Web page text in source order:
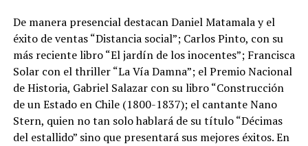
De manera presencial destacan Daniel Matamala y el
éxito de ventas “Distancia social”; Carlos Pinto, con su
más reciente libro “El jardín de los inocentes”; Francisca
Solar con el thriller “La Vía Damna”; el Premio Nacional
de Historia, Gabriel Salazar con su libro “Construcción
de un Estado en Chile (1800-1837); el cantante Nano
Stern, quien no tan solo hablará de su título “Décimas
del estallido” sino que presentará sus mejores éxitos. En